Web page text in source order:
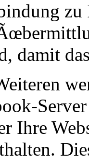
zu
damit
Ihre